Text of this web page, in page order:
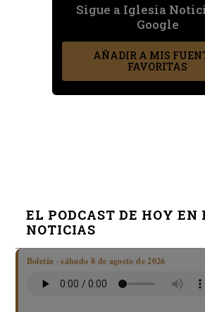
Sigue a Iglesia
Google
AÑADIR A MIS
FAVORITAS
EL PODCAST DE HOY EN
NOTICIAS
Boletín · sábado 8 de agosto de 2026